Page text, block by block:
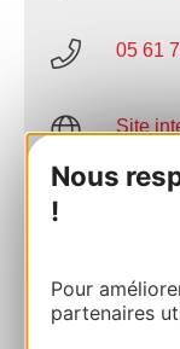
Nous
!
Pour
partenaires
05 61
Site
AU